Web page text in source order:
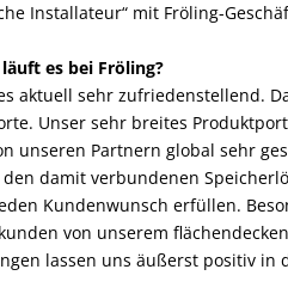
Installateur“ mit Fröling-
es bei Fröling?
es aktuell sehr zufriedenstellend.
Unser sehr breites
unseren Partnern global sehr
den damit verbundenen
Kundenwunsch erfüllen.
von unserem
lassen uns äußerst positiv in